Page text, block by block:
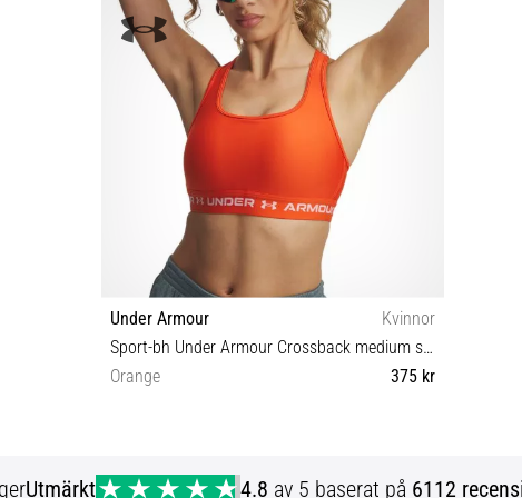
Under Armour
Kvinnor
Sport-bh Under Armour Crossback medium support
Orange
375 kr
Utmärkt 4.8 av 5 baserat på 6112